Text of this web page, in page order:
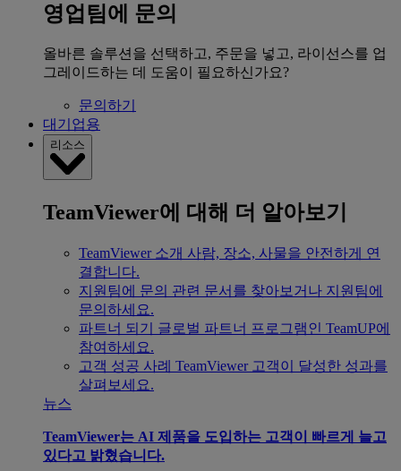
영업팀에 문의
올바른 솔루션을 선택하고, 주문을 넣고, 라이선스를 업
그레이드하는 데 도움이 필요하신가요?
문의하기
대기업용
리소스
TeamViewer에 대해 더 알아보기
TeamViewer 소개 사람, 장소, 사물을 안전하게 연
결합니다.
지원팀에 문의 관련 문서를 찾아보거나 지원팀에
문의하세요.
파트너 되기
글로벌 파트너 프로그램인 TeamUP에
참여하세요.
고객 성공 사례 TeamViewer 고객이 달성한 성과를
살펴보세요.
뉴스
TeamViewer는 AI 제품을 도입하는 고객이 빠르게 늘고
있다고 밝혔습니다.